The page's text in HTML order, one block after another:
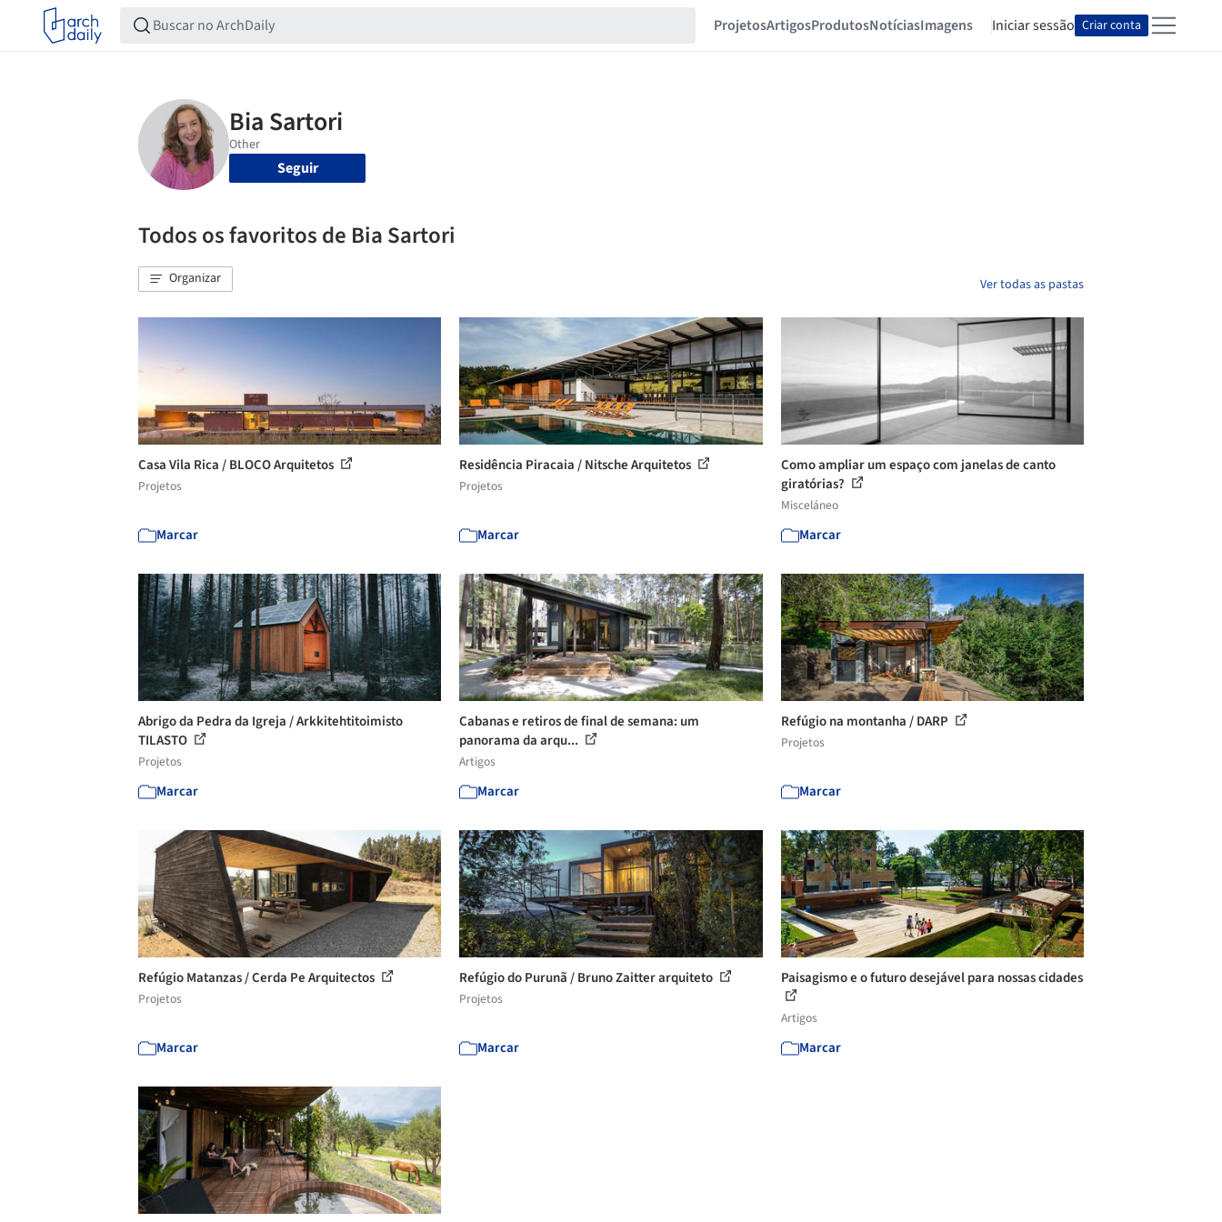
ProjetosArtigosProdutosNotíciasImagens Iniciar sessão Criar conta
Seguir
Todos os favoritos de Bia Sartori
Organizar Ver todas as pastas
Casa Vila Rica / BLOCO Arquitetos
Projetos
Marcar
Residência Piracaia / Nitsche Arquitetos
Projetos
Marcar
Como ampliar um espaço com janelas de canto
giratórias?
Misceláneo
Marcar
Abrigo da Pedra da Igreja / Arkkitehtitoimisto
TILASTO
Projetos
Marcar
Cabanas e retiros de final de semana: um
panorama da arqu...
Artigos
Marcar
Refúgio na montanha / DARP
Projetos
Marcar
Refúgio Matanzas / Cerda Pe Arquitectos
Projetos
Marcar
Refúgio do Purunã / Bruno Zaitter arquiteto
Projetos
Marcar
Paisagismo e o futuro desejável para nossas cidades
Artigos
Marcar